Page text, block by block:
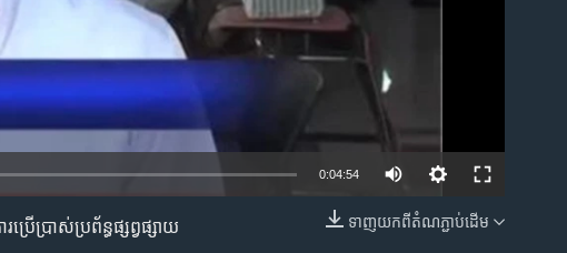
EMBED
0:04:54
ទាញ​យក​ពី​តំណភ្ជាប់​ដើម
រើប្រាស់​ប្រព័ន្ធ​ផ្សព្វ​ផ្សាយ​